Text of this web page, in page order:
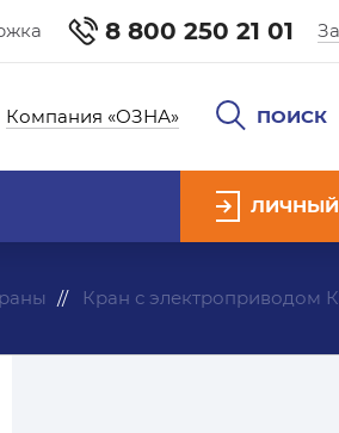
8 800 250 21 01
Компания «ОЗНА» ПОИСК
ЛИЧНЫЙ
Кран с электроприводом